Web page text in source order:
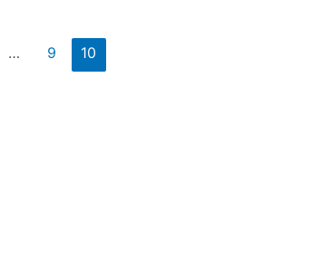
… 9 10